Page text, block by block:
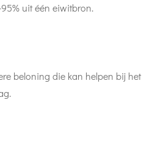
uit één eiwitbron.
beloning die kan helpen bij het